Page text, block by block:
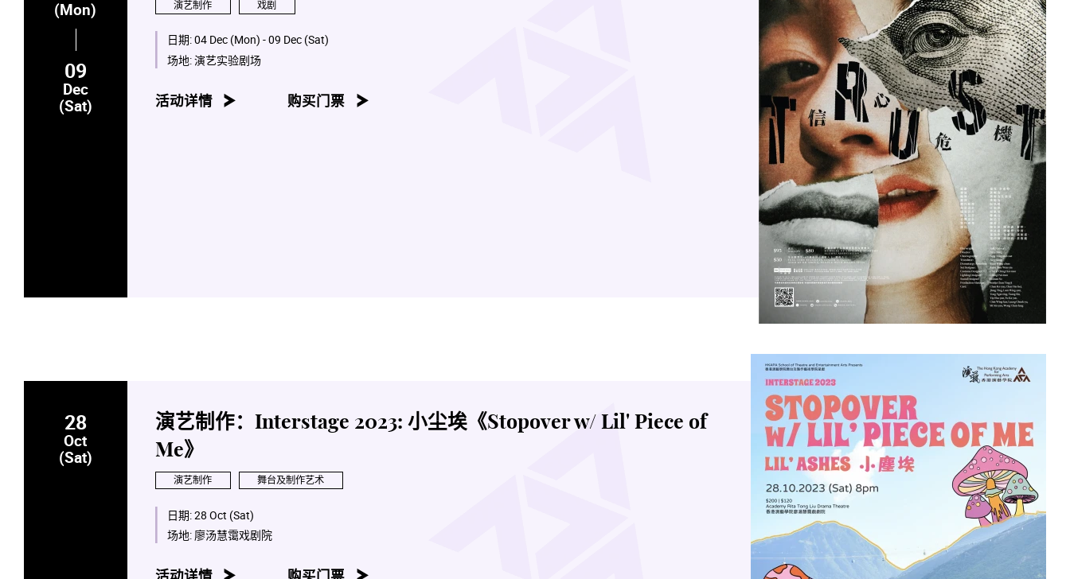
(Mon)
09
Dec
(Sat)
演艺制作 戏剧
日期:04 Dec (Mon) - 09 Dec (Sat)
场地:演艺实验剧场
活动详情 购买门票
28
Oct
(Sat)
演艺制作：Interstage 2023: 小尘埃《Stopover w/ Lil' Piece of
Me》
演艺制作 舞台及制作艺术
日期:28 Oct (Sat)
场地: 廖汤慧霭戏剧院